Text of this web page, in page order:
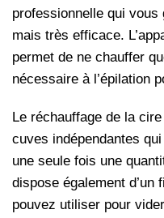
professionnelle qui
mais très efficace.
permet de ne chauffer
nécessaire à l’épilation
Le réchauffage de la
cuves indépendantes
une seule fois une
dispose également
pouvez utiliser pour